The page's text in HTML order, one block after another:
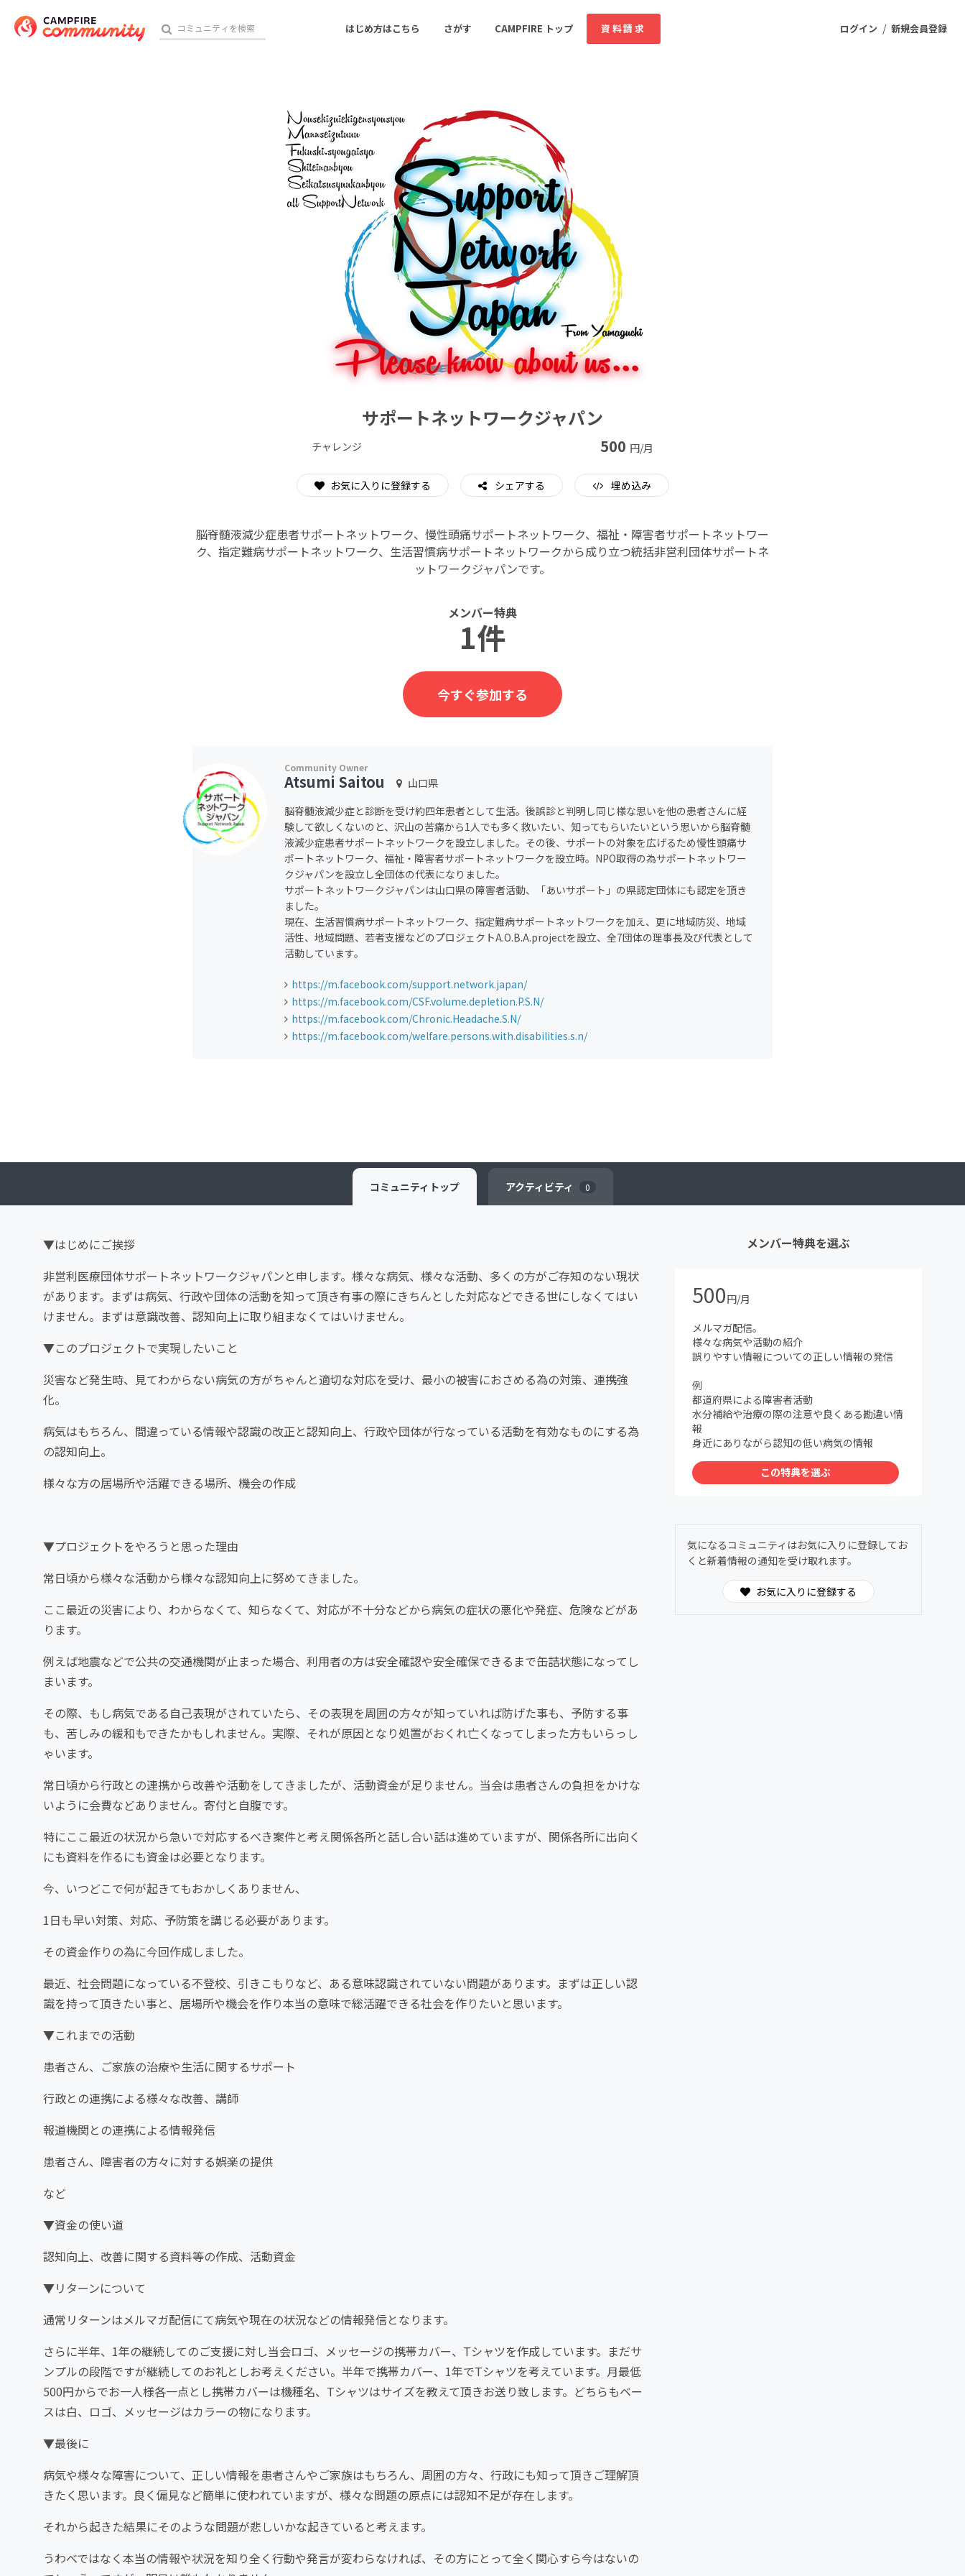
ログイン / 新規会員登録
はじめ方はこちら さがす CAMPFIRE トップ 資料請求
おすすめのコミュニティ 人気のコミュニティ
音楽 舞台・パフォーマンス
ゲーム・サービス開発 フード・飲食店
書籍・雑誌出版 アニメ・漫画
ソーシャルグッド ビューティー・ヘルスケア
CAMPFIRE for Social Good CAMPFIRE Creation
サポートネットワークジャパン
チャレンジ 500 円/月
お気に入りに登録する シェアする 埋め込み
脳脊髄液減少症患者サポートネットワーク、慢性頭痛サポートネットワーク、福祉・障害者サポートネットワー
ク、指定難病サポートネットワーク、生活習慣病サポートネットワークから成り立つ統括非営利団体サポートネ
ットワークジャパンです。
メンバー特典
1件
今すぐ参加する
Atsumi Saitou
山口県
脳脊髄液減少症と診断を受け約四年患者として生活。後誤診と判明し同じ様な思いを他の患者さんに経
験して欲しくないのと、沢山の苦痛から1人でも多く救いたい、知ってもらいたいという思いから脳脊髄
液減少症患者サポートネットワークを設立しました。その後、サポートの対象を広げるため慢性頭痛サ
ポートネットワーク、福祉・障害者サポートネットワークを設立時。NPO取得の為サポートネットワー
クジャパンを設立し全団体の代表になりました。
サポートネットワークジャパンは山口県の障害者活動、「あいサポート」の県認定団体にも認定を頂き
ました。
現在、生活習慣病サポートネットワーク、指定難病サポートネットワークを加え、更に地域防災、地域
活性、地域問題、若者支援などのプロジェクトA.O.B.A.projectを設立、全7団体の理事長及び代表として
活動しています。
https://m.facebook.com/support.network.japan/
https://m.facebook.com/CSF.volume.depletion.P.S.N/
https://m.facebook.com/Chronic.Headache.S.N/
https://m.facebook.com/welfare.persons.with.disabilities.s.n/
コミュニティ トップ アクティビティ 0
▼はじめにご挨拶
非営利医療団体サポートネットワークジャパンと申します。様々な病気、様々な活動、多くの方がご存知のない現状
があります。まずは病気、行政や団体の活動を知って頂き有事の際にきちんとした対応などできる世にしなくてはい
けません。まずは意識改善、認知向上に取り組まなくてはいけません。
▼このプロジェクトで実現したいこと
災害など発生時、見てわからない病気の方がちゃんと適切な対応を受け、最小の被害におさめる為の対策、連携強
化。
病気はもちろん、間違っている情報や認識の改正と認知向上、行政や団体が行なっている活動を有効なものにする為
の認知向上。
様々な方の居場所や活躍できる場所、機会の作成
▼プロジェクトをやろうと思った理由
常日頃から様々な活動から様々な認知向上に努めてきました。
ここ最近の災害により、わからなくて、知らなくて、対応が不十分などから病気の症状の悪化や発症、危険などがあ
ります。
例えば地震などで公共の交通機関が止まった場合、利用者の方は安全確認や安全確保できるまで缶詰状態になってし
まいます。
その際、もし病気である自己表現がされていたら、その表現を周囲の方々が知っていれば防げた事も、予防する事
も、苦しみの緩和もできたかもしれません。実際、それが原因となり処置がおくれ亡くなってしまった方もいらっし
ゃいます。
常日頃から行政との連携から改善や活動をしてきましたが、活動資金が足りません。当会は患者さんの負担をかけな
いように会費などありません。寄付と自腹です。
特にここ最近の状況から急いで対応するべき案件と考え関係各所と話し合い話は進めていますが、関係各所に出向く
にも資料を作るにも資金は必要となります。
今、いつどこで何が起きてもおかしくありません、
1日も早い対策、対応、予防策を講じる必要があります。
その資金作りの為に今回作成しました。
最近、社会問題になっている不登校、引きこもりなど、ある意味認識されていない問題があります。まずは正しい認
識を持って頂きたい事と、居場所や機会を作り本当の意味で総活躍できる社会を作りたいと思います。
▼これまでの活動
患者さん、ご家族の治療や生活に関するサポート
行政との連携による様々な改善、講師
報道機関との連携による情報発信
患者さん、障害者の方々に対する娯楽の提供
など
▼資金の使い道
認知向上、改善に関する資料等の作成、活動資金
▼リターンについて
通常リターンはメルマガ配信にて病気や現在の状況などの情報発信となります。
さらに半年、1年の継続してのご支援に対し当会ロゴ、メッセージの携帯カバー、Tシャツを作成しています。まだサ
ンプルの段階ですが継続してのお礼としお考えください。半年で携帯カバー、1年でTシャツを考えています。月最低
500円からでお一人様各一点とし携帯カバーは機種名、Tシャツはサイズを教えて頂きお送り致します。どちらもベー
スは白、ロゴ、メッセージはカラーの物になります。
▼最後に
病気や様々な障害について、正しい情報を患者さんやご家族はもちろん、周囲の方々、行政にも知って頂きご理解頂
きたく思います。良く偏見など簡単に使われていますが、様々な問題の原点には認知不足が存在します。
それから起きた結果にそのような問題が悲しいかな起きていると考えます。
うわべではなく本当の情報や状況を知り全く行動や発言が変わらなければ、その方にとって全く関心すら今はないの
メンバー特典を選ぶ
500円/月
メルマガ配信。
様々な病気や活動の紹介
誤りやすい情報についての正しい情報の発信
例
都道府県による障害者活動
水分補給や治療の際の注意や良くある勘違い情
報
身近にありながら認知の低い病気の情報
この特典を選ぶ
気になるコミュニティはお気に入りに登録してお
くと新着情報の通知を受け取れます。
お気に入りに登録する